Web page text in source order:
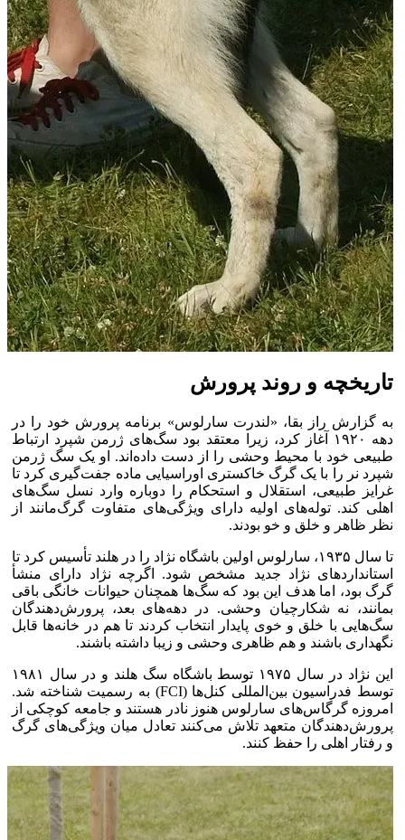
تاریخچه و روند پرورش
به گزارش راز بقا، «لندرت سارلوس» برنامه پرورش خود را در
دهه ۱۹۲۰ آغاز کرد، زیرا معتقد بود سگ‌های ژرمن شپرد ارتباط
طبیعی خود با محیط وحشی را از دست داده‌اند. او یک سگ ژرمن
شپرد نر را با یک گرگ خاکستری اوراسیایی ماده جفت‌گیری کرد تا
غرایز طبیعی، استقلال و استحکام را دوباره وارد نسل سگ‌های
اهلی کند. توله‌های اولیه دارای ویژگی‌های متفاوت گرگ‌مانند از
نظر ظاهر و خلق و خو بودند.
تا سال ۱۹۳۵، سارلوس اولین باشگاه نژاد را در هلند تأسیس کرد تا
استاندارد‌های نژاد جدید مشخص شود. اگرچه نژاد دارای منشأ
گرگ بود، اما هدف این بود که سگ‌ها همچنان حیوانات خانگی باقی
بمانند، نه شکارچیان وحشی. در دهه‌های بعد، پرورش‌دهندگان
سگ‌هایی با خلق و خوی پایدار انتخاب کردند تا هم در خانه‌ها قابل
نگهداری باشند و هم ظاهری وحشی و زیبا داشته باشند.
این نژاد در سال ۱۹۷۵ توسط باشگاه سگ هلند و در سال ۱۹۸۱
توسط فدراسیون بین‌المللی کنل‌ها (FCI) به رسمیت شناخته شد.
امروزه گرگاس‌های سارلوس هنوز نادر هستند و جامعه کوچکی از
پرورش‌دهندگان متعهد تلاش می‌کنند تعادل میان ویژگی‌های گرگ
و رفتار اهلی را حفظ کنند.